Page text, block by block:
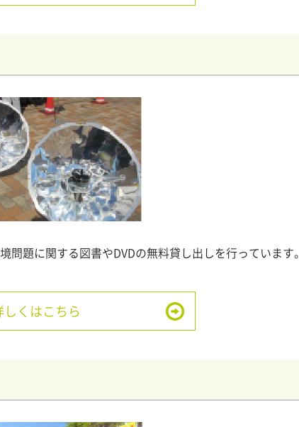
題に関する図書やDVDの無料貸し出しを行っています。
しくはこちら